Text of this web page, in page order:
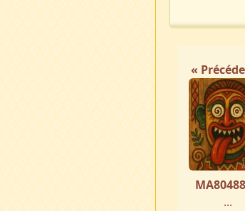
«
MA80488
...